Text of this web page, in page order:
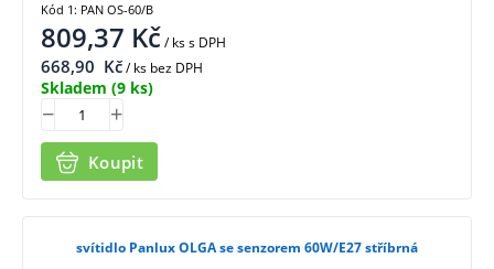
809,37 Kč/ kss DPH
668,90 Kč/ ks bez DPH
Skladem (9 ks)
Koupit
Kód 1: PAN OS-60/B
svítidlo Panlux OLGA se senzorem 60W/E27 stříbrná